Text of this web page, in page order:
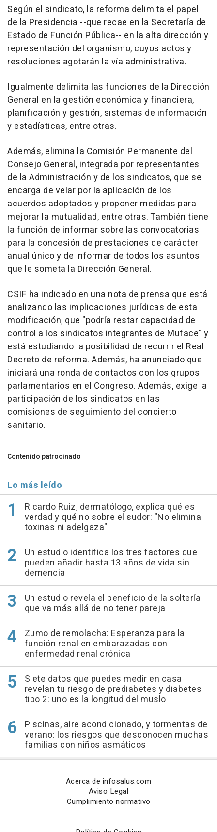
Según el sindicato, la reforma delimita el papel
de la Presidencia --que recae en la Secretaría de
Estado de Función Pública-- en la alta dirección y
representación del organismo, cuyos actos y
resoluciones agotarán la vía administrativa.
Igualmente delimita las funciones de la Dirección
General en la gestión económica y financiera,
planificación y gestión, sistemas de información
y estadísticas, entre otras.
Además, elimina la Comisión Permanente del
Consejo General, integrada por representantes
de la Administración y de los sindicatos, que se
encarga de velar por la aplicación de los
acuerdos adoptados y proponer medidas para
mejorar la mutualidad, entre otras. También tiene
la función de informar sobre las convocatorias
para la concesión de prestaciones de carácter
anual único y de informar de todos los asuntos
que le someta la Dirección General.
CSIF ha indicado en una nota de prensa que está
analizando las implicaciones jurídicas de esta
modificación, que "podría restar capacidad de
control a los sindicatos integrantes de Muface" y
está estudiando la posibilidad de recurrir el Real
Decreto de reforma. Además, ha anunciado que
iniciará una ronda de contactos con los grupos
parlamentarios en el Congreso. Además, exige la
participación de los sindicatos en las
comisiones de seguimiento del concierto
sanitario.
Contenido patrocinado
Lo más leído
Ricardo Ruiz, dermatólogo, explica qué es
verdad y qué no sobre el sudor: "No elimina
toxinas ni adelgaza"
Un estudio identifica los tres factores que
pueden añadir hasta 13 años de vida sin
demencia
Un estudio revela el beneficio de la soltería
que va más allá de no tener pareja
Zumo de remolacha: Esperanza para la
función renal en embarazadas con
enfermedad renal crónica
Siete datos que puedes medir en casa
revelan tu riesgo de prediabetes y diabetes
tipo 2: uno es la longitud del muslo
Piscinas, aire acondicionado, y tormentas de
verano: los riesgos que desconocen muchas
familias con niños asmáticos
Acerca de infosalus.com
Aviso Legal
Cumplimiento normativo